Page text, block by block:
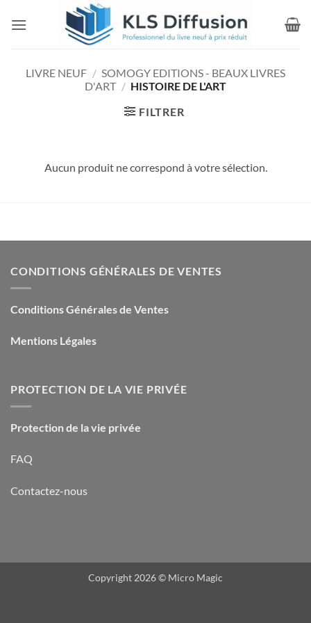
LIVRE NEUF / SOMOGY EDITIONS - BEAUX LIVRES
D'ART / HISTOIRE DE L'ART
FILTRER
Aucun produit ne correspond à votre sélection.
CONDITIONS GÉNÉRALES DE VENTES
Conditions Générales de Ventes
Mentions Légales
PROTECTION DE LA VIE PRIVÉE
Protection de la vie privée
FAQ
Contactez-nous
Copyright 2026 © Micro Magic